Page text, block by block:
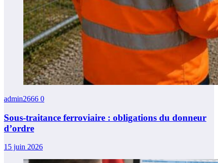
admin2666 0
Sous-traitance ferroviaire : obligations du donneur
d’ordre
15 juin 2026